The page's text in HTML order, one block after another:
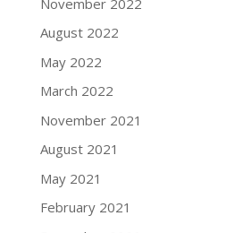
August 2022
May 2022
March 2022
November 2021
August 2021
May 2021
February 2021